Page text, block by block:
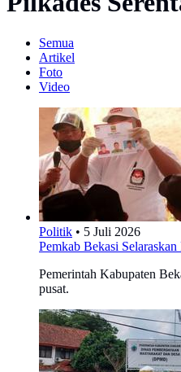
Semua
Artikel
Foto
Video
Politik • 5 Juli 2026
Pemkab Bekasi
Pemerintah Kabupaten
pusat.